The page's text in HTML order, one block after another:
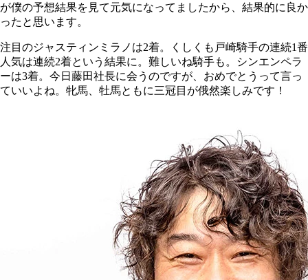
が僕の予想結果を見て元気になってましたから、結果的に良か
ったと思います。
注目のジャスティンミラノは2着。くしくも戸崎騎手の連続1番
人気は連続2着という結果に。難しいね騎手も。シンエンペラ
ーは3着。今日藤田社長に会うのですが、おめでとうって言っ
ていいよね。牝馬、牡馬ともに三冠目が俄然楽しみです！